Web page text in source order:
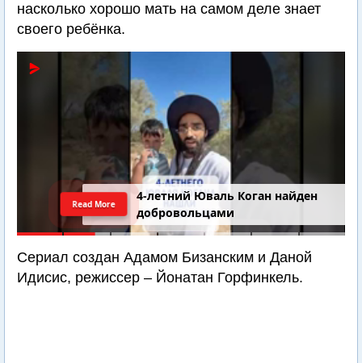
насколько хорошо мать на самом деле знает
своего ребёнка.
4-летний Юваль Коган найден
добровольцами
Read More
Сериал создан Адамом Бизанским и Даной
Идисис, режиссер – Йонатан Горфинкель.